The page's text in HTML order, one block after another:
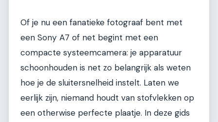
Of je nu een fanatieke fotograaf bent met
een Sony A7 of net begint met een
compacte systeemcamera: je apparatuur
schoonhouden is net zo belangrijk als weten
hoe je de sluitersnelheid instelt. Laten we
eerlijk zijn, niemand houdt van stofvlekken op
een otherwise perfecte plaatje. In deze gids